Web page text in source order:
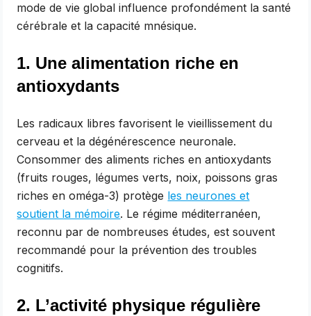
mode de vie global influence profondément la santé
cérébrale et la capacité mnésique.
1. Une alimentation riche en
antioxydants
Les radicaux libres favorisent le vieillissement du
cerveau et la dégénérescence neuronale.
Consommer des aliments riches en antioxydants
(fruits rouges, légumes verts, noix, poissons gras
riches en oméga-3) protège les neurones et
soutient la mémoire. Le régime méditerranéen,
reconnu par de nombreuses études, est souvent
recommandé pour la prévention des troubles
cognitifs.
2. L’activité physique régulière